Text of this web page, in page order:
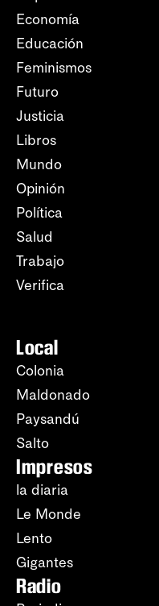
Economía
Educación
Feminismos
Futuro
Justicia
Libros
Mundo
Opinión
Política
Salud
Trabajo
Verifica
Local
Colonia
Maldonado
Paysandú
Salto
Impresos
la diaria
Le Monde
Lento
Gigantes
Radio